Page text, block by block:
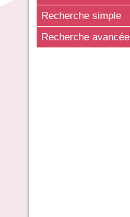
Recherche simple
Recherche avancée